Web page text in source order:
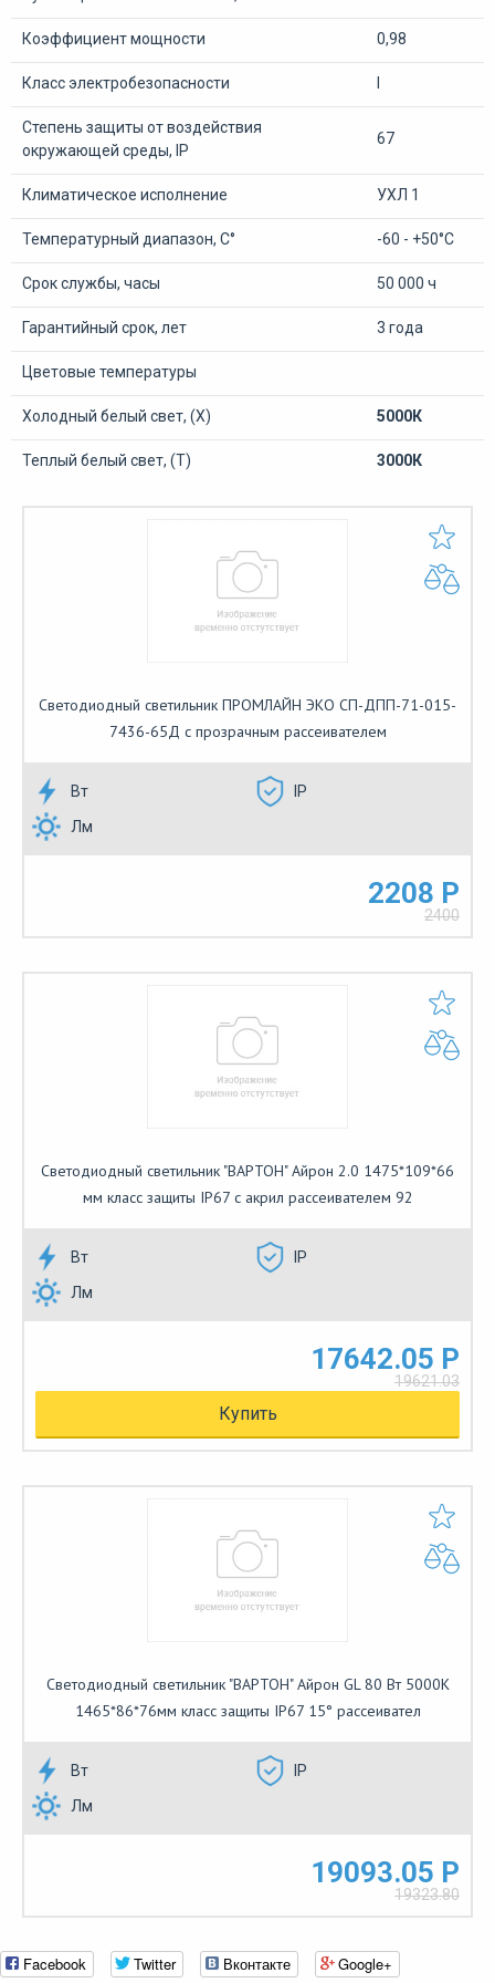
Коэффициент мощности 0,98
Класс электробезопасности
Степень защиты от воздействия
окружающей среды, IP
67
Климатическое исполнение УХЛ 1
Температурный диапазон, С° -60 - +50°С
Срок службы, часы 50 000 ч
Гарантийный срок, лет 3 года
Цветовые температуры
Холодный белый свет, (Х) 5000К
Теплый белый свет, (Т) 3000К
Светодиодный светильник ПРОМЛАЙН ЭКО СП-ДПП-71-015-
7436-65Д с прозрачным рассеивателем
Вт
IP
Лм
2208 Р
2400
Светодиодный светильник "ВАРТОН" Айрон 2.0 1475*109*66
мм класс защиты IP67 с акрил рассеивателем 92
Вт
IP
Лм
17642.05 Р
19621.03
Купить
Светодиодный светильник "ВАРТОН" Айрон GL 80 Вт 5000К
1465*86*76мм класс защиты IP67 15° рассеивател
Вт
IP
Лм
19093.05 Р
19323.80
Facebook Twitter Вконтакте Google+